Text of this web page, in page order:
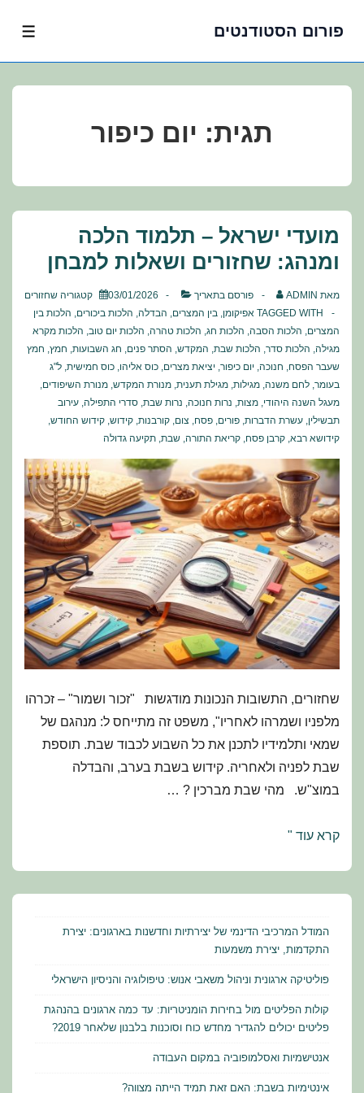
פורום הסטודנטים
תגית: יום כיפור
מועדי ישראל – תלמוד הלכה
ומנהג: שחזורים ושאלות למבחן
מאת ADMIN פורסם בתאריך 03/01/2026 קטגוריה שחזורים
TAGGED WITH אפיקומן, בין המצרים, הבדלה, הלכות ביכורים, הלכות בין
המצרים, הלכות הסבה, הלכות חג, הלכות טהרה, הלכות יום טוב, הלכות מקרא
מגילה, הלכות סדר, הלכות שבת, המקדש, הסתר פנים, חג השבועות, חמץ, חמץ
שעבר הפסח, חנוכה, יום כיפור, יציאת מצרים, כוס אליהו, כוס חמישית, ל"ג
בעומר, לחם משנה, מגילות, מגילת תענית, מנורת המקדש, מנורת השיפודים,
מעגל השנה היהודי, מצות, נרות חנוכה, נרות שבת, סדרי התפילה, עירוב
תבשילין, עשרת הדברות, פורים, פסח, צום, קורבנות, קידוש, קידוש החודש,
קידושא רבא, קרבן פסח, קריאת התורה, שבת, תקיעה גדולה
שחזורים, התשובות הנכונות מודגשות "זכור ושמור" – זכרהו
מלפניו ושמרהו לאחריו", משפט זה מתייחס ל: מנהגם של
שמאי ותלמידיו לתכנן את כל השבוע לכבוד שבת. תוספת
שבת לפניה ולאחריה. קידוש בשבת בערב, והבדלה
במוצ"ש. מהי שבת מברכין ? …
מועדי
הלכה
ומנהג:
שחזורים
למבחן
קרא עוד "
המודל המרכיבי הדינמי של יצירתיות וחדשנות בארגונים: יצירת
התקדמות, יצירת משמעות
פוליטיקה ארגונית וניהול משאבי אנוש: טיפולוגיה והניסיון הישראלי
קולות הפליטים מול בחירות הומניטריות: עד כמה ארגונים בהנהגת
פליטים יכולים להגדיר מחדש כוח וסוכנות בלבנון שלאחר 2019?
אנטישמיות ואסלמופוביה במקום העבודה
אינטימיות בשבת: האם זאת תמיד הייתה מצווה?